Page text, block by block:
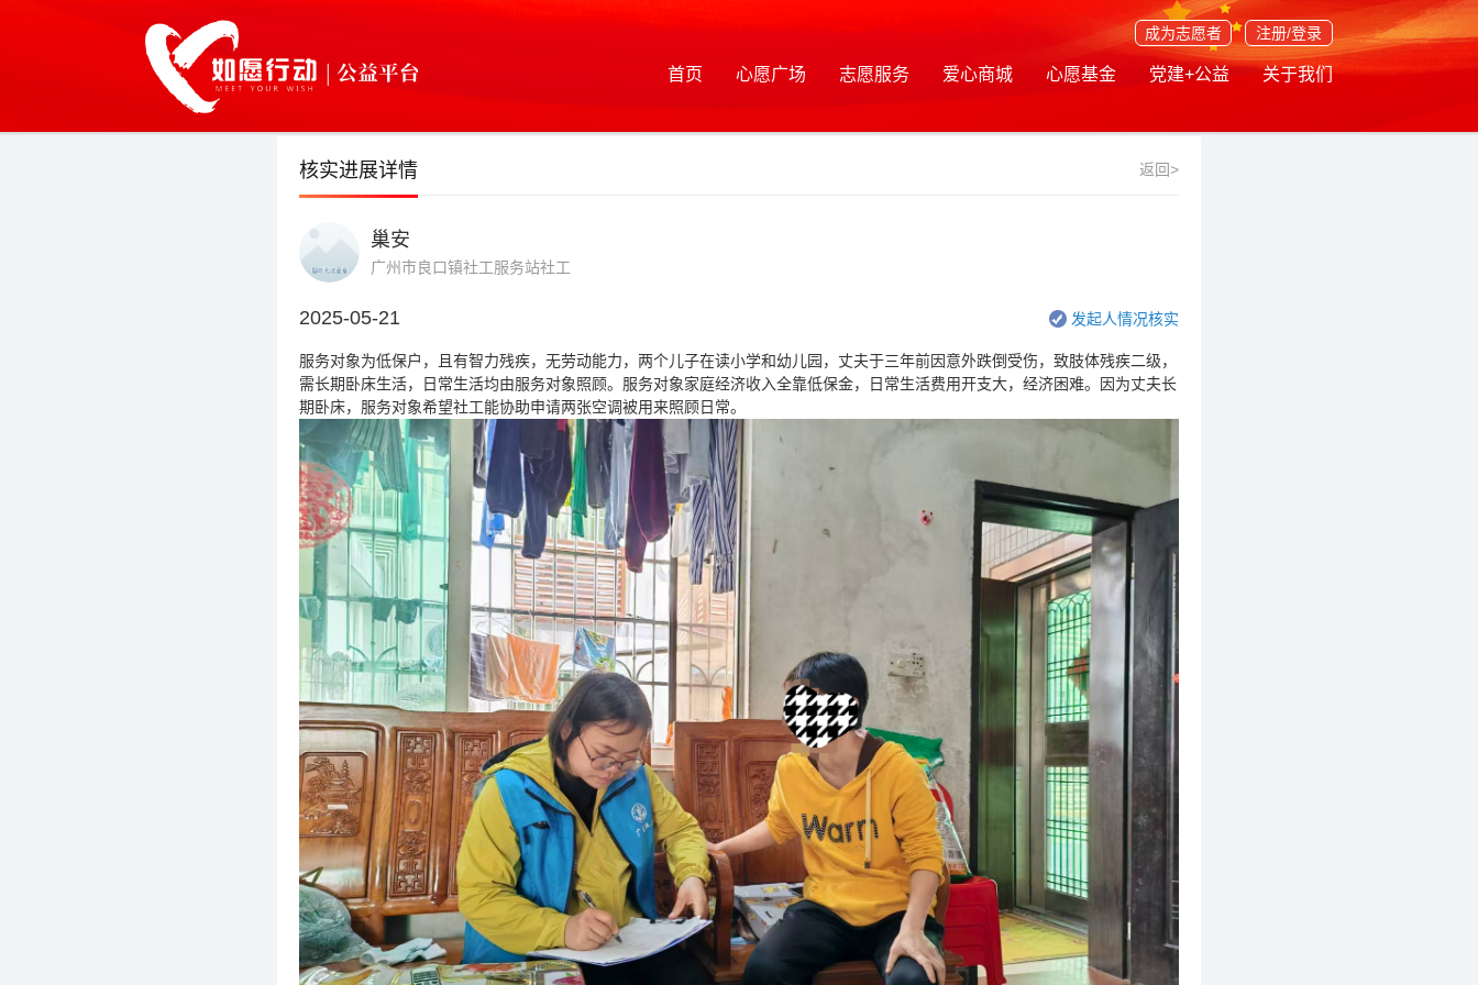
成为志愿者 注册/登录
首页 心愿广场 志愿服务 爱心商城 心愿基金 党建+公益 关于我们
核实进展详情 返回>
巢安
广州市良口镇社工服务站社工
2025-05-21 发起人情况核实
服务对象为低保户，且有智力残疾，无劳动能力，两个儿子在读小学和幼儿园，丈夫于三年前因意外跌倒受伤，致肢体残疾二级，
需长期卧床生活，日常生活均由服务对象照顾。服务对象家庭经济收入全靠低保金，日常生活费用开支大，经济困难。因为丈夫长
期卧床，服务对象希望社工能协助申请两张空调被用来照顾日常。